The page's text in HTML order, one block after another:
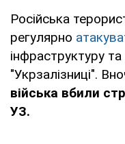
Російська
регулярно
інфраструктуру та
"Укрзалізниці".
війська вбили
УЗ.